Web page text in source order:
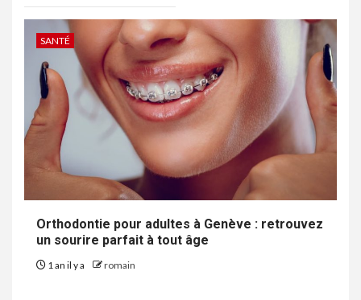
SANTÉ
Orthodontie pour adultes à Genève : retrouvez
un sourire parfait à tout âge
1 an il y a romain